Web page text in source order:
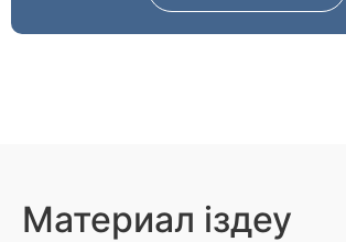
Материал іздеу